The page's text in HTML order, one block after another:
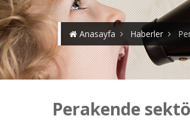
Anasayfa Haberler
Perakende